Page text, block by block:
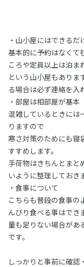
・山小屋にはできるだ
基本的に予約はなくて
ころや定員以上は泊ま
という山小屋もありま
る場合は必ず連絡を入
・部屋は相部屋が基本
混雑しているときには
りますので
寒さ対策のためにも寝
すすめします。
手荷物はきちんとまと
いように整理しておき
・食事について
こちらも普段の食事の
んびり食べる事はでき
量も足りない場合があ
です。
しっかりと事前に確認